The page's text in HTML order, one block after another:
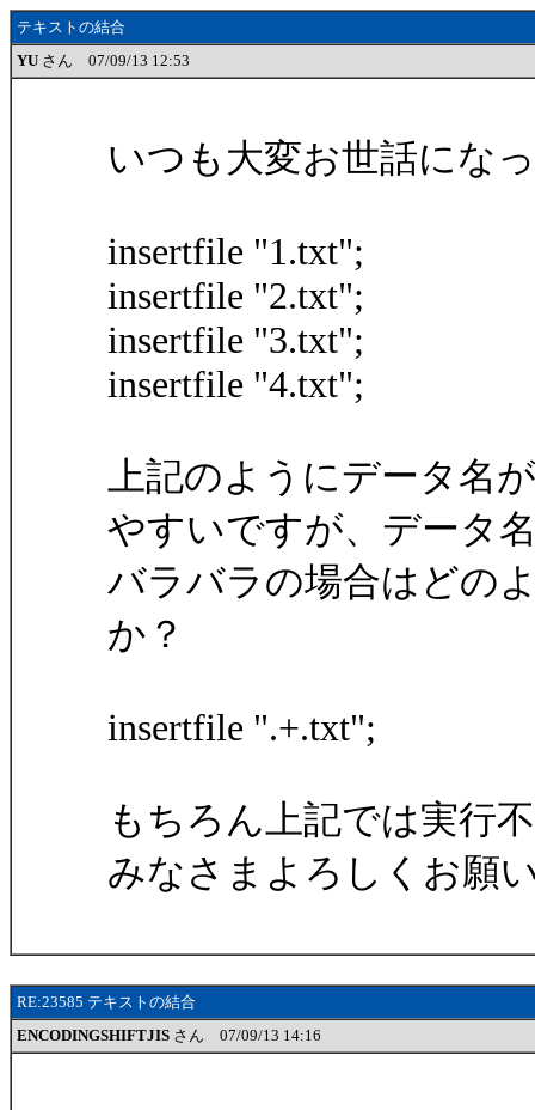
テキストの結合
YU さん 07/09/13 12:53
いつも大変お世話にな
insertfile "1.txt";
insertfile "2.txt";
insertfile "3.txt";
insertfile "4.txt";
上記のようにデータ名
やすいですが、データ
バラバラの場合はどの
か？
insertfile ".+.txt";
もちろん上記では実行
みなさまよろしくお願
RE:23585 テキストの結合
ENCODINGSHIFTJIS さん 07/09/13 14:16